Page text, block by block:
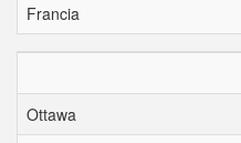
Francia
Ottawa